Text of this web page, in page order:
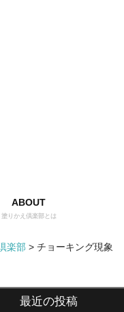
ABOUT
塗りかえ倶楽部とは
楽部 > チョーキング現象
最近の投稿